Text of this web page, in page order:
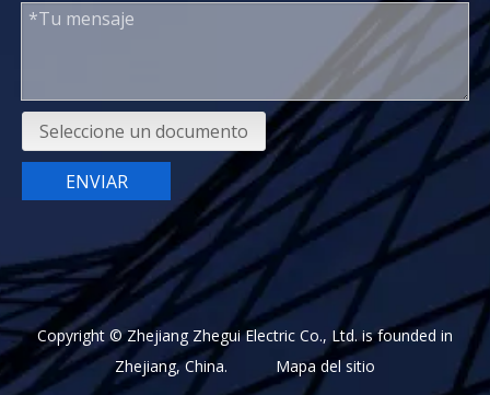
Seleccione un documento
ENVIAR
Copyright © Zhejiang Zhegui Electric Co., Ltd. is founded in
Zhejiang, China. Mapa del sitio